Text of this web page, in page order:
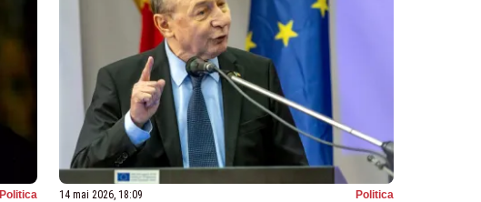
Politica 14 mai 2026, 18:09 Politica